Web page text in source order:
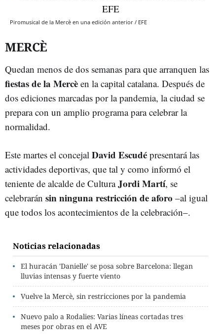
Piromusical de la Mercè en una edición anterior / EFE
MERCÈ
Quedan menos de dos semanas para que arranquen las
fiestas de la Mercè en la capital catalana. Después de
dos ediciones marcadas por la pandemia, la ciudad se
prepara con un amplio programa para celebrar la
normalidad.
Este martes el concejal David Escudé presentará las
actividades deportivas, que tal y como informó el
teniente de alcalde de CulturaJordi Martí, se
celebrarán sin ninguna restricción de aforo –al igual
que todos los acontecimientos de la celebración–.
Noticias relacionadas
El huracán 'Danielle' se posa sobre Barcelona: llegan
lluvias intensas y fuerte viento
Vuelve la Mercè, sin restricciones por la pandemia
Nuevo palo a Rodalies: Varias líneas cortadas tres
meses por obras en el AVE